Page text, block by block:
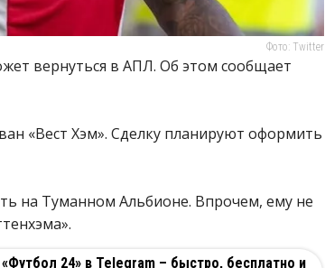
Фото: Twitter
вернуться в АПЛ. Об этом сообщает
«Вест Хэм». Сделку планируют оформить
на Туманном Альбионе. Впрочем, ему не
24» в Telegram – быстро, бесплатно и